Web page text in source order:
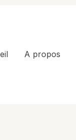
A propos